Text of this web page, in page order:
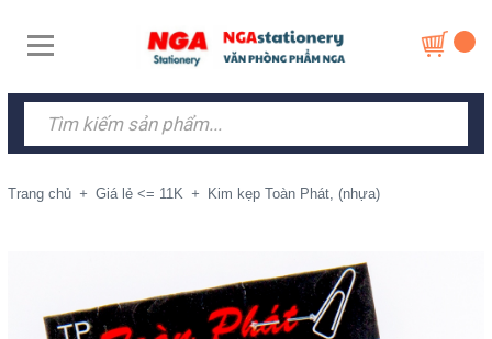
Trang chủ + Giá lẻ <= 11K + Kim kẹp Toàn Phát, (nhựa)